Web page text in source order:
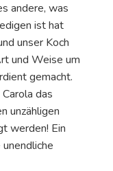
andere, was
ist hat
unser Koch
und Weise um
gemacht.
das
unzähligen
werden! Ein